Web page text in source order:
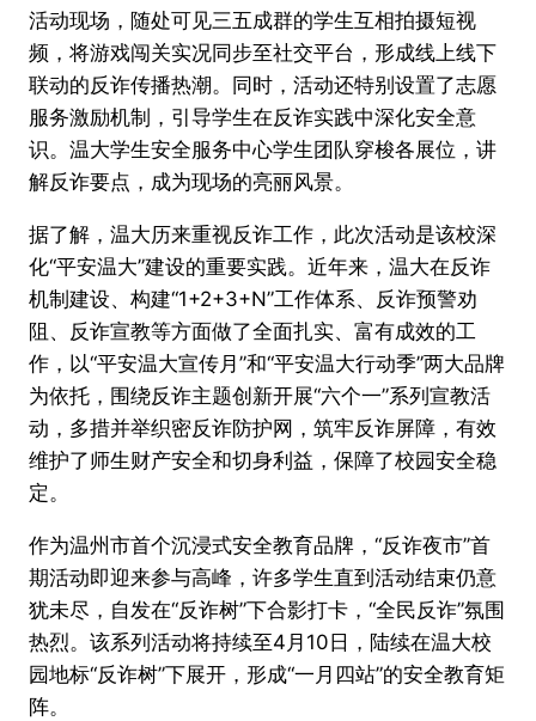
活动现场，随处可见三五成群的学生互相拍摄短视
频，将游戏闯关实况同步至社交平台，形成线上线下
联动的反诈传播热潮。同时，活动还特别设置了志愿
服务激励机制，引导学生在反诈实践中深化安全意
识。温大学生安全服务中心学生团队穿梭各展位，讲
解反诈要点，成为现场的亮丽风景。
据了解，温大历来重视反诈工作，此次活动是该校深
化“平安温大”建设的重要实践。近年来，温大在反诈
机制建设、构建“1+2+3+N”工作体系、反诈预警劝
阻、反诈宣教等方面做了全面扎实、富有成效的工
作，以“平安温大宣传月”和“平安温大行动季”两大品牌
为依托，围绕反诈主题创新开展“六个一”系列宣教活
动，多措并举织密反诈防护网，筑牢反诈屏障，有效
维护了师生财产安全和切身利益，保障了校园安全稳
定。
作为温州市首个沉浸式安全教育品牌，“反诈夜市”首
期活动即迎来参与高峰，许多学生直到活动结束仍意
犹未尽，自发在“反诈树”下合影打卡，“全民反诈”氛围
热烈。该系列活动将持续至4月10日，陆续在温大校
园地标“反诈树”下展开，形成“一月四站”的安全教育矩
阵。